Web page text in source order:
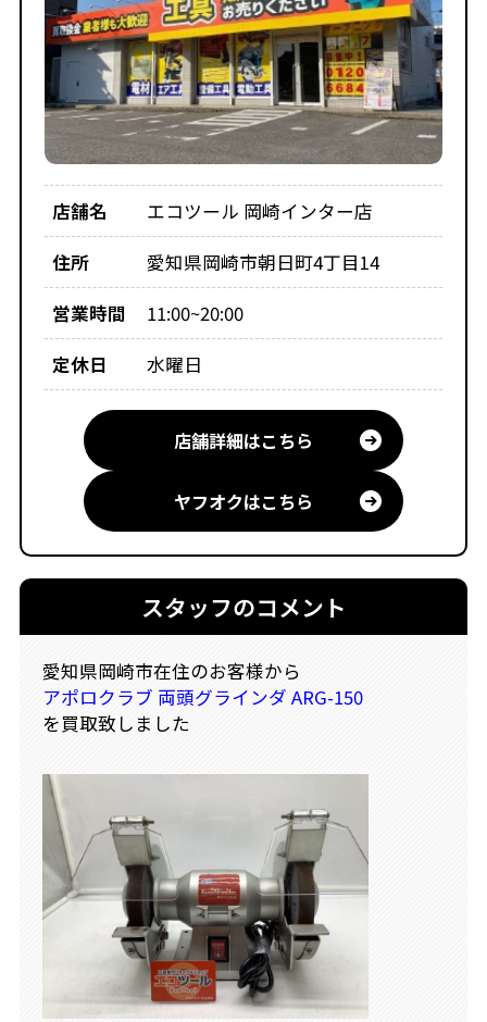
店舗名
エコツール 岡崎インター店
住所
愛知県岡崎市朝日町4丁目14
営業時間
11:00~20:00
定休日
水曜日
店舗詳細はこちら
ヤフオクはこちら
スタッフのコメント
愛知県岡崎市在住のお客様から
アポロクラブ 両頭グラインダ ARG-150
を買取致しました